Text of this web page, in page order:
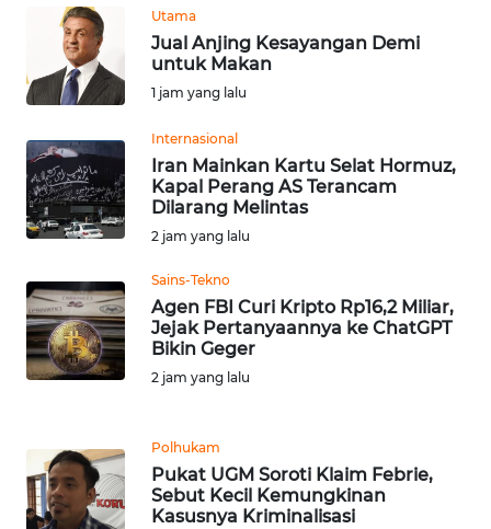
Utama
Jual Anjing Kesayangan Demi
untuk Makan
1 jam yang lalu
Internasional
Iran Mainkan Kartu Selat Hormuz,
Kapal Perang AS Terancam
Dilarang Melintas
2 jam yang lalu
Sains-Tekno
Agen FBI Curi Kripto Rp16,2 Miliar,
Jejak Pertanyaannya ke ChatGPT
Bikin Geger
2 jam yang lalu
Polhukam
Pukat UGM Soroti Klaim Febrie,
Sebut Kecil Kemungkinan
Kasusnya Kriminalisasi
INDEKS
BERITA
KONTAK
INFO
IKLAN
KAMI
PEDOMAN
MEDIA
SIBER
KARIR